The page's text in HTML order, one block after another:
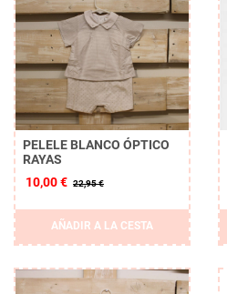
PELELE BLANCO ÓPTICO
RAYAS
10,00 € 22,95 €
AÑADIR A LA CESTA